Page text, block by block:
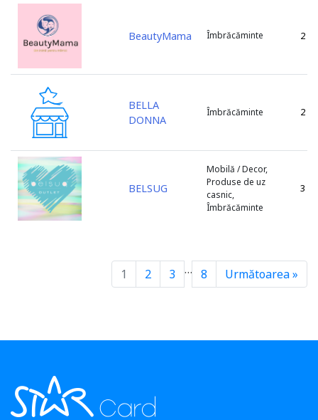
BeautyMama Îmbrăcăminte 2
BELLA
DONNA
Îmbrăcăminte 2
BELSUG
Mobilă / Decor,
Produse de uz
casnic,
Îmbrăcăminte
3
1 2 3 … 8 Următoarea »